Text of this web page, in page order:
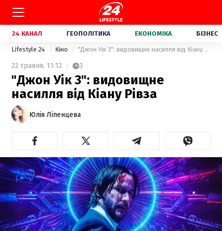
24 КАНАЛ ГЕОПОЛІТИКА ЕКОНОМІКА БІЗНЕС
Lifestyle 24 Кіно "Джон Уік 3": видовищне насилля від Кіану Рівза
22 травня, 11:12 3
"Джон Уік 3": видовищне
насилля від Кіану Рівза
Юлія Ліпенцева